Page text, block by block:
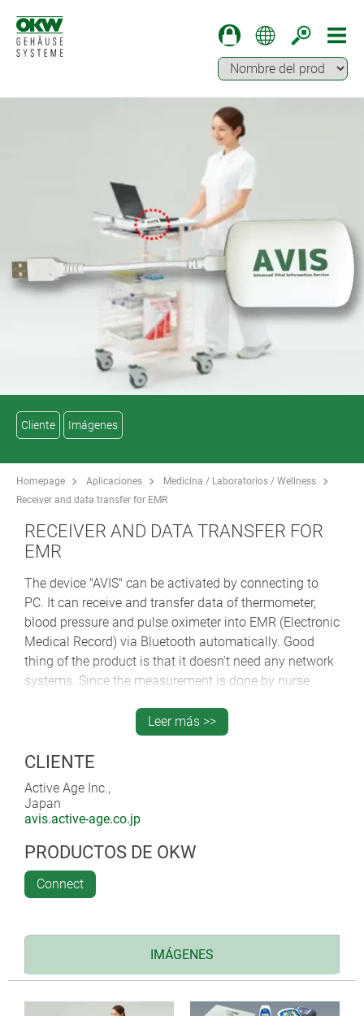
Cliente Imágenes
Homepage Aplicaciones
Medicina / Laboratorios / Wellness
Receiver and data transfer for EMR
RECEIVER AND DATA TRANSFER FOR
EMR
The device "AVIS" can be activated by connecting to
PC. It can receive and transfer data of thermometer,
blood pressure and pulse oximeter into EMR (Electronic
Medical Record) via Bluetooth automatically. Good
thing of the product is that it doesn't need any network
systems. Since the measurement is done by nurse
cost and time. The device can ease those daily works.
Leer más >>
CLIENTE
Active Age Inc.,
Japan
avis.active-age.co.jp
PRODUCTOS DE OKW
Connect
IMÁGENES